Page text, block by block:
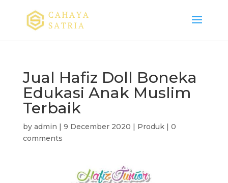
Jual Hafiz Doll Boneka
Edukasi Anak Muslim
Terbaik
by admin | 9 December 2020 | Produk| 0
comments